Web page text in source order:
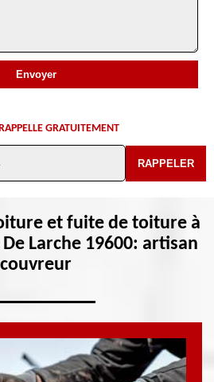
GRATUITEMENT
et fuite de toiture à
Larche 19600: artisan
couvreur